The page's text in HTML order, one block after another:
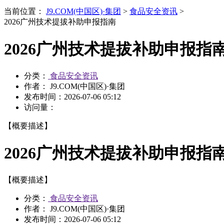
当前位置： J9.COM(中国区)·集团 > 食品安全资讯 >
2026广州技术提拔补助申报指南
2026广州技术提拔补助申报指
分类：
食品安全资讯
作者： J9.COM(中国区)·集团
发布时间： 2026-07-06 05:12
访问量：
【概要描述】
2026广州技术提拔补助申报指
【概要描述】
分类：
食品安全资讯
作者： J9.COM(中国区)·集团
发布时间： 2026-07-06 05:12